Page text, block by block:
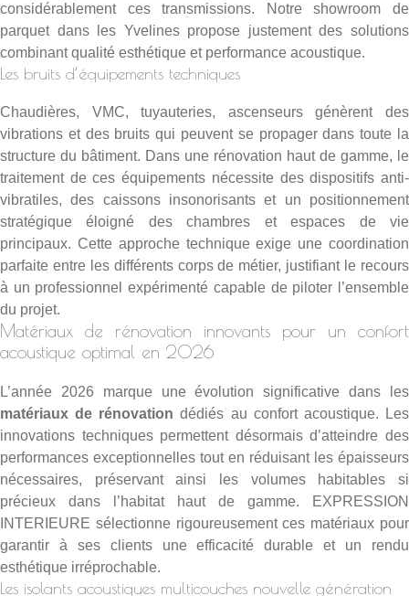
considérablement ces transmissions. Notreshowroom de
parquet dans les Yvelinespropose justement des solutions
combinant qualité esthétique et performance acoustique.
Les bruits d’équipements techniques
Chaudières, VMC, tuyauteries, ascenseurs génèrent des
vibrations et des bruits qui peuvent se propager dans toute la
structure du bâtiment. Dans une rénovation haut de gamme, le
traitement de ces équipements nécessite des dispositifs anti-
vibratiles, des caissons insonorisants et un positionnement
stratégique éloigné des chambres et espaces de vie
principaux. Cette approche technique exige une coordination
parfaite entre les différents corps de métier, justifiant le recours
à un professionnel expérimenté capable de piloter l’ensemble
du projet.
Matériaux de rénovation innovants pour un confort
acoustique optimal en 2026
L’année 2026 marque une évolution significative dans les
matériaux de rénovation dédiés au confort acoustique. Les
innovations techniques permettent désormais d’atteindre des
performances exceptionnelles tout en réduisant les épaisseurs
nécessaires, préservant ainsi les volumes habitables si
précieux dans l’habitat haut de gamme. EXPRESSION
INTERIEURE sélectionne rigoureusement ces matériaux pour
garantir à ses clients une efficacité durable et un rendu
esthétique irréprochable.
Les isolants acoustiques multicouches nouvelle génération